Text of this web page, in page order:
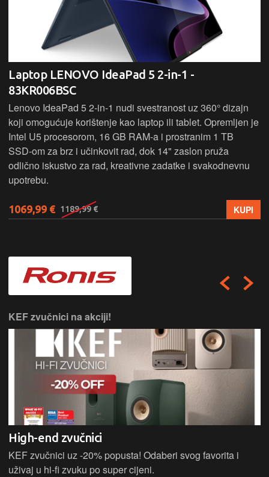
Laptop LENOVO IdeaPad 5 2-in-1 -
83KR006BSC
Lenovo IdeaPad 5 2‑in‑1 nudi svestranost uz 360° dizajn
koji omogućuje korištenje kao laptop ili tablet. Opremljen je
Intel U5 procesorom, 16 GB RAM-a i prostranim 1 TB
SSD‑om za brz i učinkovit rad, dok 14" zaslon pruža
odlično iskustvo za rad, kreativne zadatke i svakodnevnu
upotrebu.
1069,99 € 1189,99 € KUPI
KEF zvučnici na akciji!
High-end zvučnici
KEF zvučnici uz -20% popusta! Odaberi svog favorita i
uživaj u hi-fi zvuku po super cijeni.